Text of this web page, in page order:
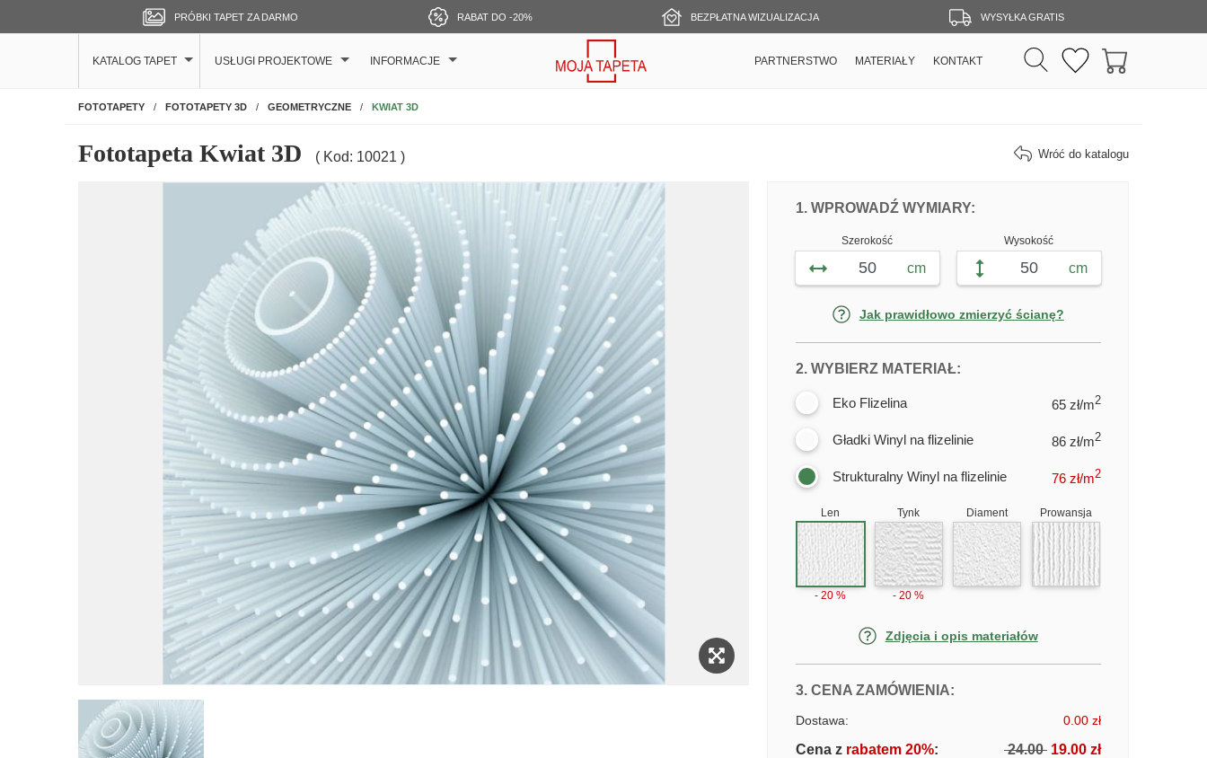
PRÓBKI TAPET ZA DARMO RABAT DO -20% BEZPŁATNA WIZUALIZACJA WYSYŁKA GRATIS
KATALOG TAPET USŁUGI PROJEKTOWE INFORMACJE PARTNERSTWO MATERIAŁY KONTAKT
FOTOTAPETYNA ŚCIANĘ
FOTOTAPETY 3D GEOMETRYCZNE KWIAT 3D
Fototapeta Kwiat 3D ( Kod: 10021 ) Wróć do katalogu
DOPASUJ FOTOTAPETĘ KWIAT 3D
1. WPROWADŹ WYMIARY:FOTOTAPETY KWIAT 3D
Szerokość
cm
Wysokość
cm
Jak prawidłowo zmierzyć ścianę?
2. WYBIERZ MATERIAŁ:DLA FOTOTAPETY KWIAT 3D
Eko Flizelina 65 zł/m2
Gładki Winyl na flizelinie 86 zł/m2
Strukturalny Winyl na flizelinie 76zł/m2
Len
- 20 %
Tynk
- 20 %
Diament Prowansja
Zdjęcia i opis materiałów
3. CENA ZAMÓWIENIA:FOTOTAPETY KWIAT 3D
Dostawa: 0.00 zł
Cena zrabatem 20%: 24.0019.00 zł